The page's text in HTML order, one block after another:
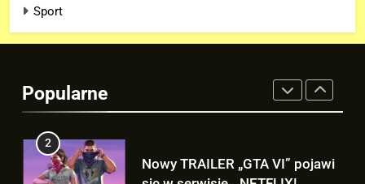
Sport
Popularne
DOOMSDAY”!
Nowy TRAILER „GTA VI” pojawi
się w serwisie.. NETFLIX!
3